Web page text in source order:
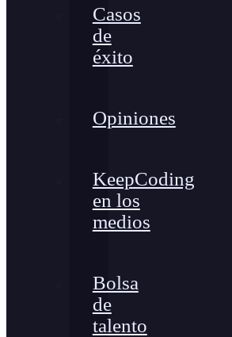
Casos
de
éxito
Opiniones
KeepCoding
en los
medios
Bolsa
de
talento